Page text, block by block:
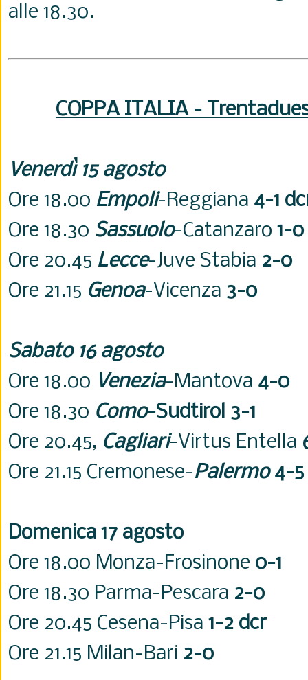
alle 18.30.
COPPA ITALIA -
Venerdì 15 agosto
Ore 18.00 Empoli-Reggiana 4-1
Ore 18.30 Sassuolo-Catanzaro 1-0
Ore 20.45 Lecce-Juve Stabia 2-0
Ore 21.15 Genoa-Vicenza 3-0
Sabato 16 agosto
Ore 18.00 Venezia-Mantova 4-0
Ore 18.30 Como-Sudtirol 3-1
Ore 20.45, Cagliari-Virtus Entella
Ore 21.15 Cremonese-Palermo 4-
Domenica 17 agosto
Ore 18.00 Monza-Frosinone 0-1
Ore 18.30 Parma-Pescara 2-0
Ore 20.45 Cesena-Pisa 1-2 dcr
Ore 21.15 Milan-Bari 2-0